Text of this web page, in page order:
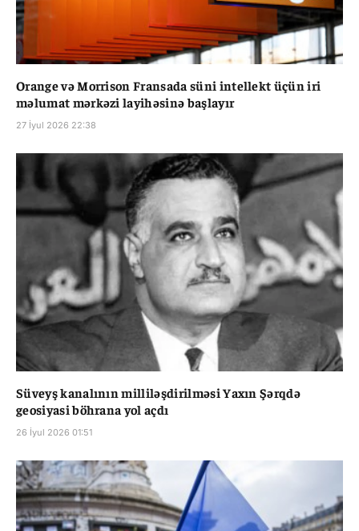
Orange və Morrison Fransada süni intellekt üçün iri
məlumat mərkəzi layihəsinə başlayır
27 İyul 2026 22:38
Süveyş kanalının milliləşdirilməsi Yaxın Şərqdə
geosiyasi böhrana yol açdı
26 İyul 2026 01:51